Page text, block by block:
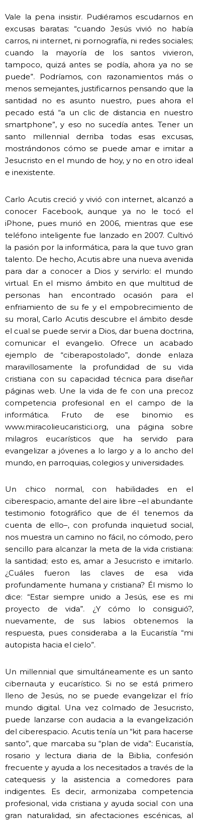
Vale la pena insistir. Pudiéramos escudarnos en
excusas baratas: “cuando Jesús vivió no había
carros, ni internet, ni pornografía, ni redes sociales;
cuando la mayoría de los santos vivieron,
tampoco, quizá antes se podía, ahora ya no se
puede”. Podríamos, con razonamientos más o
menos semejantes, justificarnos pensando que la
santidad no es asunto nuestro, pues ahora el
pecado está “a un clic de distancia en nuestro
smartphone”, y eso no sucedía antes. Tener un
santo millennial derriba todas esas excusas,
mostrándonos cómo se puede amar e imitar a
Jesucristo en el mundo de hoy, y no en otro ideal
e inexistente.
Carlo Acutis creció y vivió con internet, alcanzó a
conocer Facebook, aunque ya no le tocó el
iPhone, pues murió en 2006, mientras que ese
teléfono inteligente fue lanzado en 2007. Cultivó
la pasión por la informática, para la que tuvo gran
talento. De hecho, Acutis abre una nueva avenida
para dar a conocer a Dios y servirlo: el mundo
virtual. En el mismo ámbito en que multitud de
personas han encontrado ocasión para el
enfriamiento de su fe y el empobrecimiento de
su moral, Carlo Acutis descubre el ámbito desde
el cual se puede servir a Dios, dar buena doctrina,
comunicar el evangelio. Ofrece un acabado
ejemplo de “ciberapostolado”, donde enlaza
maravillosamente la profundidad de su vida
cristiana con su capacidad técnica para diseñar
páginas web. Une la vida de fe con una precoz
competencia profesional en el campo de la
informática. Fruto de ese binomio es
www.miracolieucaristici.org, una página sobre
milagros eucarísticos que ha servido para
evangelizar a jóvenes a lo largo y a lo ancho del
mundo, en parroquias, colegios y universidades.
Un chico normal, con habilidades en el
ciberespacio, amante del aire libre –el abundante
testimonio fotográfico que de él tenemos da
cuenta de ello–, con profunda inquietud social,
nos muestra un camino no fácil, no cómodo, pero
sencillo para alcanzar la meta de la vida cristiana:
la santidad; esto es, amar a Jesucristo e imitarlo.
¿Cuáles fueron las claves de esa vida
profundamente humana y cristiana? Él mismo lo
dice: “Estar siempre unido a Jesús, ese es mi
proyecto de vida”. ¿Y cómo lo consiguió?,
nuevamente, de sus labios obtenemos la
respuesta, pues consideraba a la Eucaristía “mi
autopista hacia el cielo”.
Un millennial que simultáneamente es un santo
cibernauta y eucarístico. Si no se está primero
lleno de Jesús, no se puede evangelizar el frío
mundo digital. Una vez colmado de Jesucristo,
puede lanzarse con audacia a la evangelización
del ciberespacio. Acutis tenía un “kit para hacerse
santo”, que marcaba su “plan de vida”: Eucaristía,
rosario y lectura diaria de la Biblia, confesión
frecuente y ayuda a los necesitados a través de la
catequesis y la asistencia a comedores para
indigentes. Es decir, armonizaba competencia
profesional, vida cristiana y ayuda social con una
gran naturalidad, sin afectaciones escénicas, al